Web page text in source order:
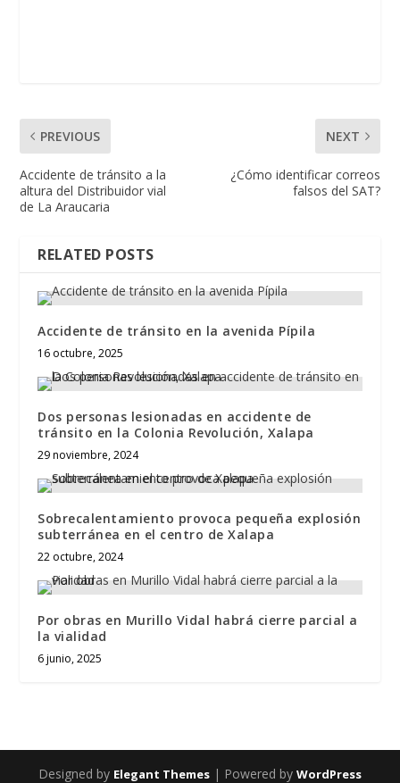
PREVIOUS
Accidente de tránsito a la
altura del Distribuidor vial
de La Araucaria
NEXT
¿Cómo identificar correos
falsos del SAT?
RELATED POSTS
Accidente de tránsito en la avenida Pípila
16 octubre, 2025
Dos personas lesionadas en accidente de
tránsito en la Colonia Revolución, Xalapa
29 noviembre, 2024
Sobrecalentamiento provoca pequeña explosión
subterránea en el centro de Xalapa
22 octubre, 2024
Por obras en Murillo Vidal habrá cierre parcial a
la vialidad
6 junio, 2025
Designed by Elegant Themes | Powered by WordPress